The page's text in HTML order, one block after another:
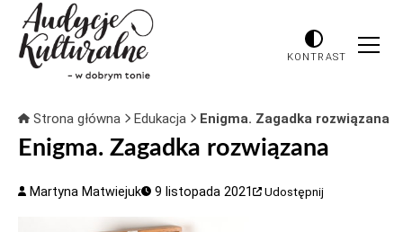
KONTRAST
Strona główna Edukacja Enigma. Zagadka rozwiązana
Enigma. Zagadka rozwiązana
Martyna Matwiejuk 9 listopada 2021 Udostępnij